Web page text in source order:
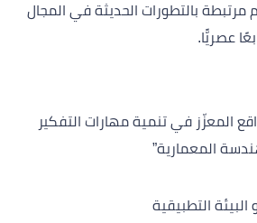
مرتبطة بالتطورات الحديثة في المجال
عصريًّا.
المعزّز في تنمية مهارات التفكير
المعمارية”
البيئة التطبيقية